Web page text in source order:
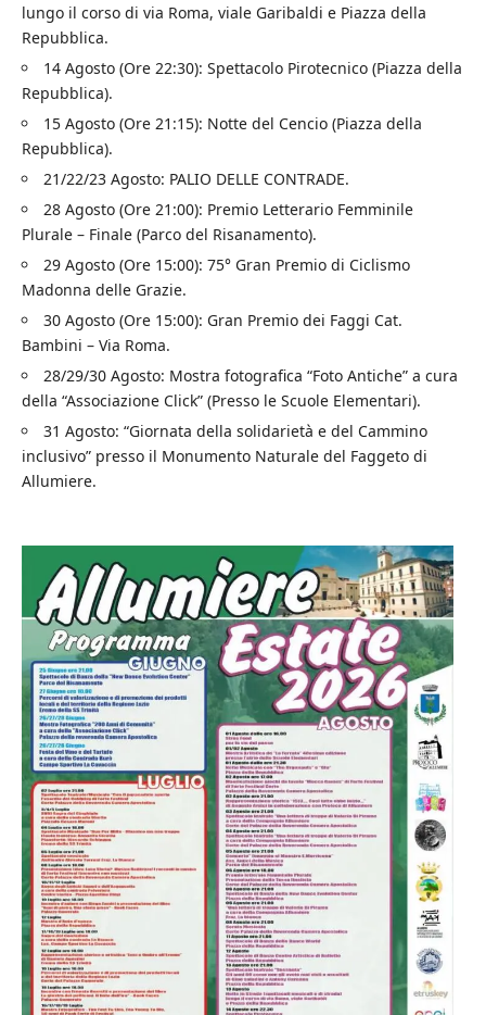
lungo il corso di via Roma, viale Garibaldi e Piazza della
Repubblica.
14 Agosto (Ore 22:30): Spettacolo Pirotecnico (Piazza della
Repubblica).
15 Agosto (Ore 21:15): Notte del Cencio (Piazza della
Repubblica).
21/22/23 Agosto: PALIO DELLE CONTRADE.
28 Agosto (Ore 21:00): Premio Letterario Femminile
Plurale – Finale (Parco del Risanamento).
29 Agosto (Ore 15:00): 75° Gran Premio di Ciclismo
Madonna delle Grazie.
30 Agosto (Ore 15:00): Gran Premio dei Faggi Cat.
Bambini – Via Roma.
28/29/30 Agosto: Mostra fotografica “Foto Antiche” a cura
della “Associazione Click” (Presso le Scuole Elementari).
31 Agosto: “Giornata della solidarietà e del Cammino
inclusivo” presso il Monumento Naturale del Faggeto di
Allumiere.